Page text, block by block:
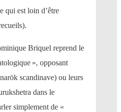
qui est loin d’être
Briquel reprend le
», opposant
scandinave) ou leurs
dans le
simplement de «